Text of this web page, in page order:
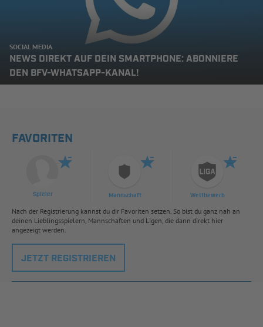
SOCIAL MEDIA
NEWS DIREKT AUF DEIN SMARTPHONE: ABONNIERE
DEN BFV-WHATSAPP-KANAL!
FAVORITEN
Spieler Mannschaft Wettbewerb
Nach der Registrierung kannst du dir Favoriten setzen. So bist du ganz nah an
deinen Lieblingsspielern, Mannschaften und Ligen, die dann direkt hier
angezeigt werden.
JETZT REGISTRIEREN